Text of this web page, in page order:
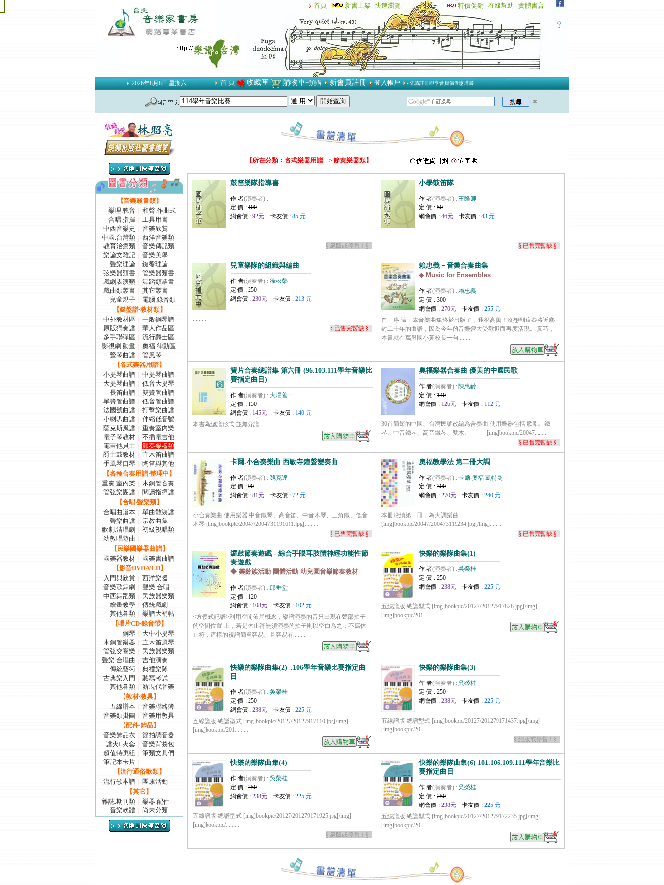
首頁 | 新書上架 |快速瀏覽 | 特價促銷 | 在線幫助 | 實體書店
2026年8月8日 星期六 首 頁 收藏匣 購物車+預購 新會員註冊 登入帳戶 ‧‧先請註冊即享會員價優惠購書
【音樂叢書類】
樂理.聽音
和聲.作曲式
合唱.指揮
工具用書
中西音樂史
音樂欣賞
中國.台灣類
西洋音樂類
教育治療類
音樂傳記類
樂論文雜記
音樂美學
聲樂理論
鍵盤理論
弦樂器類書
管樂器類書
戲劇表演類
舞蹈類叢書
戲曲類叢書
其它叢書
兒童親子
電腦.錄音類
【鍵盤譜‧教材類】
中外教材區
一般鋼琴譜
原版獨奏譜
華人作品區
多手聯彈區
流行爵士區
影視劇.動畫
奧福.律動區
豎琴曲譜
管風琴
【各式樂器用譜】
小提琴曲譜
中提琴曲譜
大提琴曲譜
低音大提琴
長笛曲譜
雙簧管曲譜
單簧管曲譜
低音管曲譜
法國號曲譜
打擊樂曲譜
小喇叭曲譜
伸縮低音號
薩克斯風譜
重奏室內樂
電子琴教材
不插電吉他
電吉他貝士
節奏樂器類
爵士鼓教材
直木笛曲譜
手風琴口琴
陶笛與其他
【各種合奏用譜‧整理中】
重奏.室內樂
木銅管合奏
管弦樂團譜
閱讀指揮譜
【合唱‧聲樂類】
合唱曲譜本
單曲散裝譜
聲樂曲譜
宗教曲集
歌劇.清唱劇
初級視唱類
幼教唱遊曲
【民樂國樂器曲譜】
國樂器教材
國樂書曲譜
【影音DVD‧VCD】
入門與欣賞
西洋樂器
音樂歌舞劇
聲樂.合唱
中西舞蹈類
民族器樂類
繪畫教學
傳統戲劇
其他各類
樂譜大補帖
【唱片CD‧錄音帶】
鋼琴
大中小提琴
木銅管樂器
直木笛風琴
管弦交響樂
民族器樂類
聲樂.合唱曲
吉他演奏
傳統藝術
典禮樂隊
古典樂入門
聽寫考試
其他各類
新現代音樂
【教材‧教具】
五線譜本
音樂聯絡簿
音樂類掛圖
音樂用教具
【配件‧飾品】
音樂飾品衣
節拍調音器
譜夾L夾套
音樂背袋包
超值特惠組
筆類文具們
筆記本卡片
【流行通俗歌類】
流行歌本譜
團康活動
【其它】
雜誌.期刊類
樂器.配件
音樂軟體
尚未分類
【所在分類：各式樂器用譜 --> 節奏樂器類】
鼓笛樂隊指導書
作 者(演奏者) :
定 價 : 100
網會價 : 92元 卡友價 : 85 元
.........
§ 絕版或停售！§
小學鼓笛隊
作 者(演奏者) : 王隆卿
定 價 : 50
網會價 : 46元 卡友價 : 43 元
.........
§ 已售完暫缺 §
兒童樂隊的組織與編曲
作 者(演奏者) : 徐松榮
定 價 : 250
網會價 : 230元 卡友價 : 213 元
.........
§ 已售完暫缺 §
賴忠義－音樂合奏曲集
◆ Music for Ensembles
作 者(演奏者) : 賴忠義
定 價 : 300
網會價 : 270元 卡友價 : 255 元
自 序 這一本音樂曲集終於出版了，我很高興！沒想到這些將近塵
封二十年的曲譜，因為今年的音樂營大受歡迎而再度活現。 真巧，
本書就在萬興國小黃校長一句.........
簧片合奏總譜集 第六冊 (96.103.111學年音樂比
賽指定曲目)
作 者(演奏者) : 大場善一
定 價 : 150
網會價 : 145元 卡友價 : 140 元
本書為總譜形式 並無分譜.........
奧福樂器合奏曲 優美的中國民歌
作 者(演奏者) : 陳惠齡
定 價 : 140
網會價 : 126元 卡友價 : 112 元
30首簡短的中國、台灣民謠改編為合奏曲 使用樂器包括 歌唱、鐵
琴、中音鐵琴、高音鐵琴、雙木、 [img]bookpic/20047.........
§ 已售完暫缺 §
卡爾.小合奏樂曲 西敏寺鐘聲變奏曲
作 者(演奏者) : 魏克達
定 價 : 90
網會價 : 81元 卡友價 : 72 元
小合奏樂曲 使用樂器 中音鐵琴、高音笛、中音木琴、三角鐵、低音
木琴 [img]bookpic/20047/2004731191611.jpg[.........
§ 已售完暫缺 §
奧福教學法 第二冊大調
作 者(演奏者) : 卡爾‧奧福 凱特曼
定 價 : 300
網會價 : 270元 卡友價 : 240 元
本冊沿續第一冊，為大調樂曲
[img]bookpic/20047/200473119234.jpg[/img].........
§ 已售完暫缺 §
鑼鼓節奏遊戲 - 綜合手眼耳肢體神經功能性節
奏遊戲
◆ 樂齡族活動 團體活動 幼兒園音樂節奏教材
作 者(演奏者) : 邱垂堂
定 價 : 120
網會價 : 108元 卡友價 : 102 元
<方便式記譜>利用空間佈局概念，樂譜演奏的音只出現在聲部拍子
的空間位置 上，若是休止符無須演奏的拍子則以空白為之；不寫休
止符，這樣的視譜簡單容易、且容易有.........
快樂的樂隊曲集(1)
作 者(演奏者) : 吳榮桂
定 價 : 250
網會價 : 238元 卡友價 : 225 元
五線譜版‧總譜型式 [img]bookpic/20127/20127917828.jpg[/img]
[img]bookpic/201.........
快樂的樂隊曲集(2) ..106學年音樂比賽指定曲
目
作 者(演奏者) : 吳榮桂
定 價 : 250
網會價 : 238元 卡友價 : 225 元
五線譜版‧總譜型式 [img]bookpic/20127/20127917110.jpg[/img]
[img]bookpic/201.........
快樂的樂隊曲集(3)
作 者(演奏者) : 吳榮桂
定 價 : 250
網會價 : 238元 卡友價 : 225 元
五線譜版‧總譜型式 [img]bookpic/20127/201279171437.jpg[/img]
[img]bookpic/20.........
§ 絕版或停售！§
快樂的樂隊曲集(4)
作 者(演奏者) : 吳榮桂
定 價 : 250
網會價 : 238元 卡友價 : 225 元
五線譜版‧總譜型式 [img]bookpic/20127/201279171925.jpg[/img]
[img]bookpic/.........
§ 絕版或停售！§
快樂的樂隊曲集(6) 101.106.109.111學年音樂比
賽指定曲目
作 者(演奏者) : 吳榮桂
定 價 : 250
網會價 : 238元 卡友價 : 225 元
五線譜版‧總譜型式 [img]bookpic/20127/201279172235.jpg[/img]
[img]bookpic/20.........